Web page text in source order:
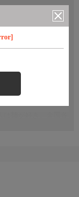
視聴
麺が好き。全国各